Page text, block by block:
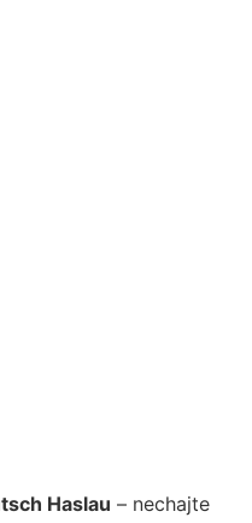
Haslau – nechajte